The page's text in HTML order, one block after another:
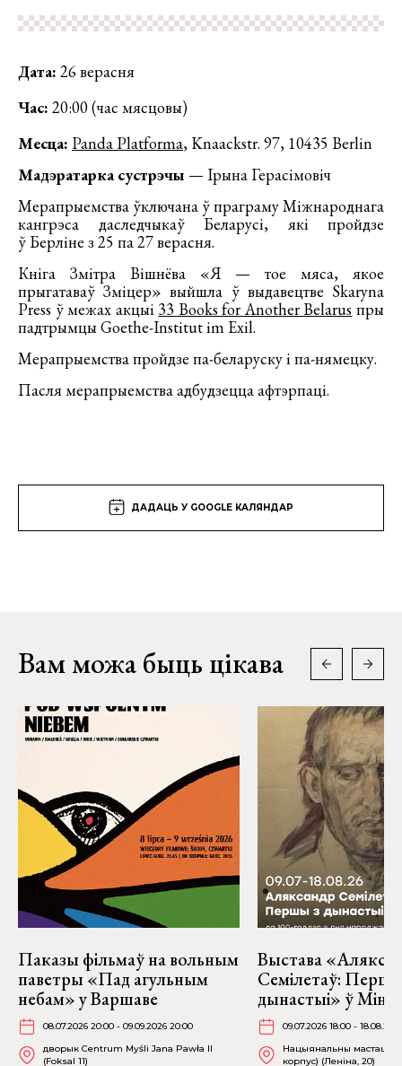
Дата: 26 верасня
Час: 20:00 (час мясцовы)
Месца: Panda Platforma, Knaackstr. 97, 10435 Berlin
Мадэратарка сустрэчы — Ірына Герасімовіч
Мерапрыемства ўключана ў праграму Міжнароднага
кангрэса даследчыкаў Беларусі, які пройдзе
ў Берліне з 25 па 27 верасня.
Кніга Змітра Вішнёва «Я — тое мяса, якое
прыгатаваў Зміцер» выйшла ў выдавецтве Skaryna
Press ў межах акцыi 33 Books for Another Belarus пры
падтрымцы Goethe-Institut im Exil.
Мерапрыемства пройдзе па-беларуску і па-нямецку.
Пасля мерапрыемства адбудзецца афтэрпаці.
ДАДАЦЬ У GOOGLE КАЛЯНДАР
Вам можа быць цікава
Паказы фільмаў на вольным
паветры «Пад агульным
небам» у Варшаве
08.07.2026 20:00 - 09.09.2026 20:00
дворык Centrum Myśli Jana Pawła II
(Foksal 11)
Выстава
Семілетаў:
дынастыі» ў
09.07.2026 18:00 -
Нацыянальны мастацкі
корпус) (Леніна, 20)